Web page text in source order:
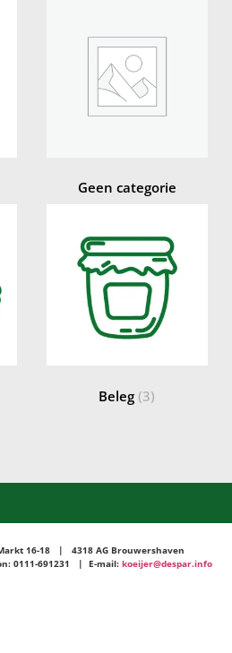
Geen categorie
Beleg (3)
16-18 | 4318 AG Brouwershaven
0111-691231 | E-mail: koeijer@despar.info